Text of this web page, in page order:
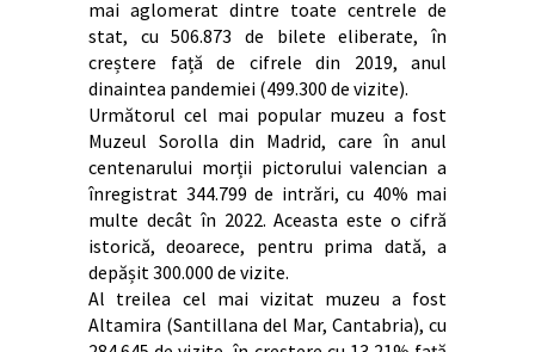
mai aglomerat dintre toate centrele de
stat, cu 506.873 de bilete eliberate, în
creștere față de cifrele din 2019, anul
dinaintea pandemiei (499.300 de vizite).
Următorul cel mai popular muzeu a fost
Muzeul Sorolla din Madrid, care în anul
centenarului morții pictorului valencian a
înregistrat 344.799 de intrări, cu 40% mai
multe decât în 2022. Aceasta este o cifră
istorică, deoarece, pentru prima dată, a
depășit 300.000 de vizite.
Al treilea cel mai vizitat muzeu a fost
Altamira (Santillana del Mar, Cantabria), cu